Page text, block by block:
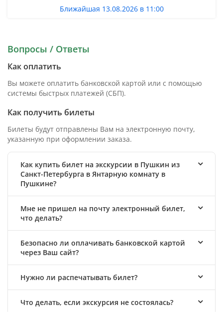
Ближайшая 13.08.2026 в 11:00
Вопросы / Ответы
Как оплатить
Вы можете оплатить банковской картой или с помощью
системы быстрых платежей (СБП).
Как получить билеты
Билеты будут отправлены Вам на электронную почту,
указанную при оформлении заказа.
Как купить билет на экскурсии в Пушкин из
Санкт-Петербурга в Янтарную комнату в
Пушкине?
Мне не пришел на почту электронный билет,
что делать?
Безопасно ли оплачивать банковской картой
через Ваш сайт?
Нужно ли распечатывать билет?
Что делать, если экскурсия не состоялась?